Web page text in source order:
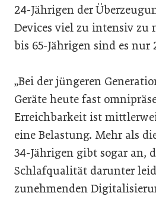
24-Jährigen der
Devices viel zu intensiv zu
bis 65-Jährigen sind es nur
„Bei der jüngeren
Geräte heute fast
Erreichbarkeit ist
eine Belastung. Mehr als
34-Jährigen gibt sogar an,
Schlafqualität darunter
zunehmenden